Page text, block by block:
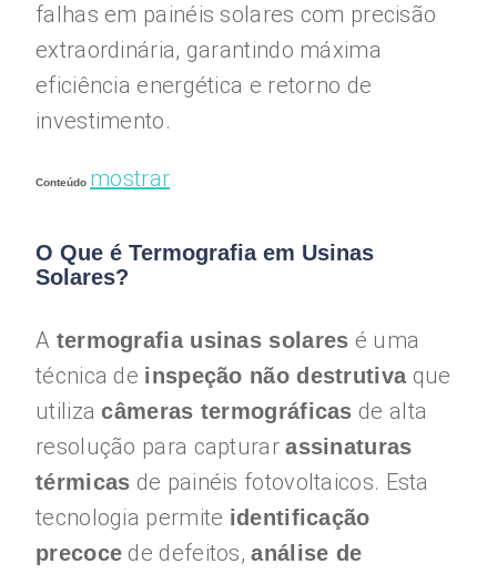
falhas em painéis solares com precisão
extraordinária, garantindo máxima
eficiência energética e retorno de
investimento.
Conteúdo mostrar
O Que é Termografia em Usinas
Solares?
A termografia usinas solares é uma
técnica de inspeção não destrutivaque
utilizacâmeras termográficas de alta
resolução para capturarassinaturas
térmicas de painéis fotovoltaicos. Esta
tecnologia permite identificação
precoce de defeitos,análise de